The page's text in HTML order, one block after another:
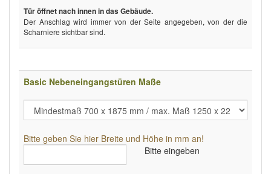
Tür öffnet nach innen in das Gebäude.
Der Anschlag wird immer von der Seite angegeben, von der die
Scharniere sichtbar sind.
Basic Nebeneingangstüren Maße
Bitte geben Sie hier Breite und Höhe in mm an!
Bitte eingeben